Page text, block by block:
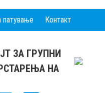
патување Контакт
ЗА ГРУПНИ
НА